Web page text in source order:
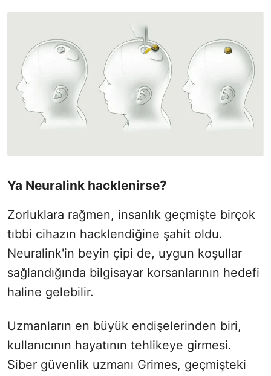
Ya Neuralink hacklenirse?
Zorluklara rağmen, insanlık geçmişte birçok
tıbbi cihazın hacklendiğine şahit oldu.
Neuralink'in beyin çipi de, uygun koşullar
sağlandığında bilgisayar korsanlarının hedefi
haline gelebilir.
Uzmanların en büyük endişelerinden biri,
kullanıcının hayatının tehlikeye girmesi.
Siber güvenlik uzmanı Grimes, geçmişteki